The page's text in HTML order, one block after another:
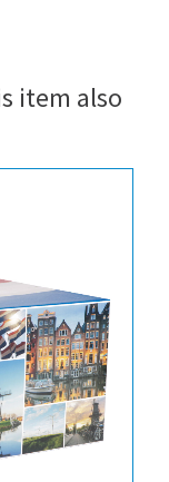
item also